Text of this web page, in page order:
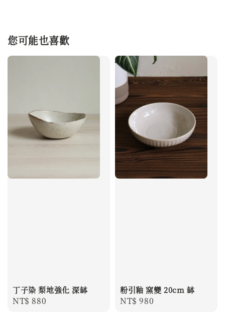
您可能也喜歡
丁子染 梨地強化 深缽
Regular
NT$ 880
粉引釉 窯變 20cm 缽
Regular
NT$ 980